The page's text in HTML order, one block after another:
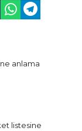
anlama
listesine